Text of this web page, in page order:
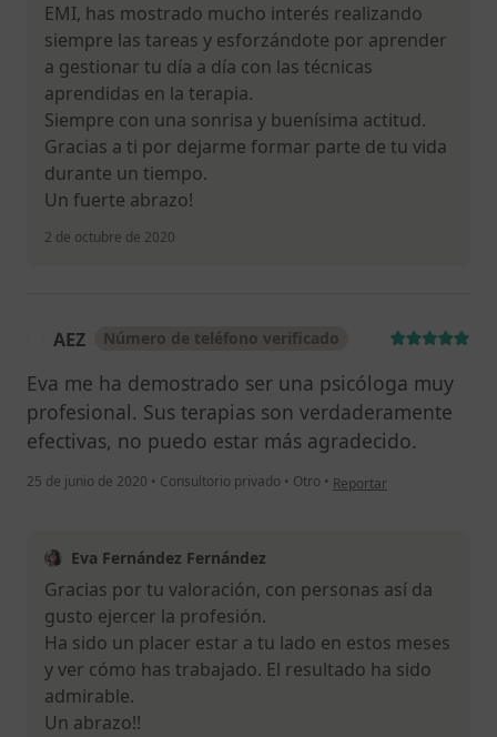
EMI, has mostrado mucho interés realizando
siempre las tareas y esforzándote por aprender
a gestionar tu día a día con las técnicas
aprendidas en la terapia.
Siempre con una sonrisa y buenísima actitud.
Gracias a ti por dejarme formar parte de tu vida
durante un tiempo.
Un fuerte abrazo!
2 de octubre de 2020
AEZ Número de teléfono verificado
Eva me ha demostrado ser una psicóloga muy
profesional. Sus terapias son verdaderamente
efectivas, no puedo estar más agradecido.
25 de junio de 2020 • Consultorio privado • Otro • en opinión del usuario AEZ
Reportar
Eva Fernández Fernández
Gracias por tu valoración, con personas así da
gusto ejercer la profesión.
Ha sido un placer estar a tu lado en estos meses
y ver cómo has trabajado. El resultado ha sido
admirable.
Un abrazo!!